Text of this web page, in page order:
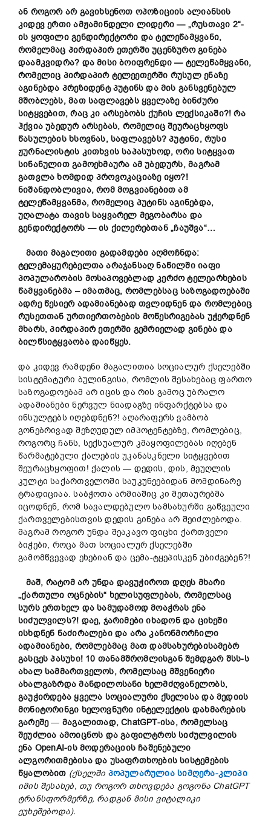
ან როგორ არ გავიხსენოთ ოპოზიციის ალიანსის
კიდევ ერთი ამჟამინდელი ლიდერი — „რუსთავი 2“-
ის ყოფილი გენდირექტორი და ტელეწამყვანი,
რომელმაც პირდაპირ ეთერში უცენზურო გინება
დაამკვიდრა? და მისი ბოიფრენდი — ტელეწამყვანი,
რომელიც პირდაპირ ტელეეთერში რუსულ ენაზე
აგინებდა პრეზიდენტ პუტინს და მის განსვენებულ
მშობლებს, მათ საფლავებსყველაზე ბინძური
სიტყვებით, რაც კი არსებობს ქუჩის ლექსიკაში?! რა
ჰქვია უბედურ არსებას, რომელიც შეურაცხყოფს
წასულების ხსოვნას, საფლავებს? პუტინი, რუსი
ჟურნალისტის კითხვის საპასუხოდ, ორი სიტყვათ
სინანულით გამოეხმაურა ამ უბედურს, მაგრამ
გათვლა ხომდიდ პროვოკაციაზე იყო?!
ნიშანდობლივია, რომ მოგვიანებით ამ
ტელეწამყვანმა, რომელიც პუტინს აგინებდა,
უღალატა თავის საყვარელ მეგობარსა და
გენდირექტორს — ის ქილერებთან „ჩაუშვა“…
მათი მაგალითი გადამდები აღმოჩნდა:
ტელემაყურებელთა არაჯანსაღ ნაწილში იაფი
პოპულარობის მოსაპოვებლად კერძო ტელეარხების
წამყვანებმა –იმათმაც, რომლებსაც საზოგადოებაში
ადრე წესიერადამიანებად თვლიდნენ და რომლებიც
რუსეთთან ურთიერთობების მოწესრიგებას უჭერდნენ
მხარს, პირდაპირ ეთერში გემრიელად გინება და
ბილწსიტყვაობა დაიწყეს.
და კიდევ რამდენი მაგალითია სოციალურ ქსელებში
სისტემატური ბულინგისა, რომლის შესახებაც ფართო
საზოგადოებამ არ იცის და რის გამოც უბრალო
ადამიანები ნერვულ ნიადაგზე ინფარქტებსა და
ინსულტებს იღებდნენ?! აღარაფერს ვამბობ
გონებრივად შეზღუდულ იმპოტენტებზე, რომლებიც,
როგორც ჩანს, სექსუალურ კმაყოფილებას იღებენ
წარმატებული ქალების უკანასკნელი სიტყვებით
შეურაცხყოფით! ქალის — დედის, დის, მეუღლის
კულტი საქართველოში საუკუნეებიდან მომდინარე
ტრადიციაა. საბჭოთა არმიაშიც კი მეთაურებმა
იცოდნენ, რომ სავალდებულო სამსახურში გაწვეული
ქართველებისთვის დედის გინება არ შეიძლებოდა.
მაგრამ როგორ უნდა შეაკავო ფიცხი ქართველი
ბიჭები, როცა მათ სოციალურ ქსელებში
გამომწვევად ეხებიან და ცემა-ტყეპისკენ უბიძგებენ?!
მაშ, რატომ არ უნდა დავუჭიროთ დღეს მხარი
„ქართული ოცნების“ ხელისუფლებას, რომელსაც
სურს ერთხელ და სამუდამოდ მოაჭრას ენა
სიძულვილს?! დაე, ჯარიმები იხადონ და ციხეში
ისხდნენ ნაძირალები და არა კანონმორჩილი
ადამიანები, რომლებმაც მათ დამსახურებისამებრ
გასცეს პასუხი! 10 თანამშრომლისგან შემდგარ შსს-ს
ახალ სამმართველოს, რომელსაც მშვენიერი
ახალგაზრდა მანდილოსანი ხელმძღვანელობს,
გაუჭირდება ყველა სოციალური ქსელისა და მედიის
მონიტორინგი ხელოვნური ინტელექტის დახმარების
გარეშე— მაგალითად, ChatGPT-ისა, რომელსაც
შეუძლია ამოიცნოს და გაფილტროს სიძულვილის
ენა OpenAI-ის მოდერაციის ჩაშენებული
ალგორითმებისა და უსაფრთხოების სისტემების
წყალობით (ქსელში პოპულარულია სიმღერა-კლიპი
იმის შესახებ, თუ როგორ თხოვდება გოგონა ChatGPT
ტრანსფორმერზე, რადგან მისი ვიტალიკი
ეუხეშებოდა).